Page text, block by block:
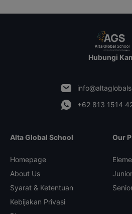
Hubungi
+62 813 1514
Alta Global School
Homepage
About Us
Syarat & Ketentuan
Kebijakan Privasi
Our